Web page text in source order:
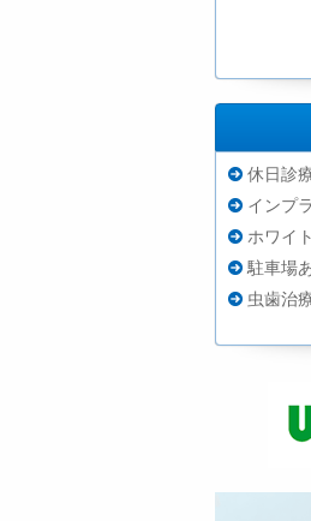
休日診
インプ
ホワイ
駐車場
虫歯治